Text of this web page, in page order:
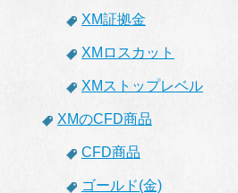
XM証拠金
XMロスカット
XMストップレベル
XMのCFD商品
CFD商品
ゴールド(金)